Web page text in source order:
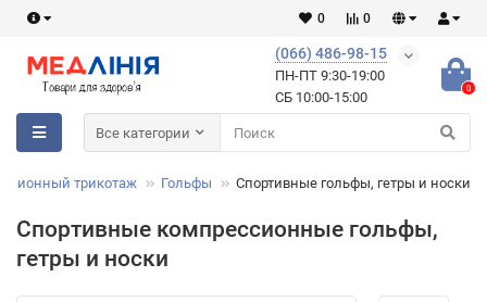
0
0
(066) 486-98-15
ПН-ПТ 9:30-19:00
СБ 10:00-15:00
0
Все категории
трикотаж Гольфы Спортивные гольфы, гетры и носки
Спортивные компрессионные гольфы,
гетры и носки